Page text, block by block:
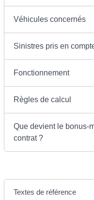
Véhicules concernés
Sinistres pris en
Fonctionnement
Règles de calcul
Que devient le bonus-
contrat ?
Textes de référence